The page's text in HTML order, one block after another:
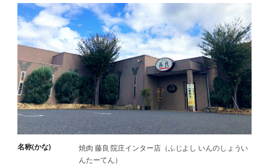
名称(かな)
焼肉 藤良 院庄インター店（ふじよし いんのしょうい
んたーてん）